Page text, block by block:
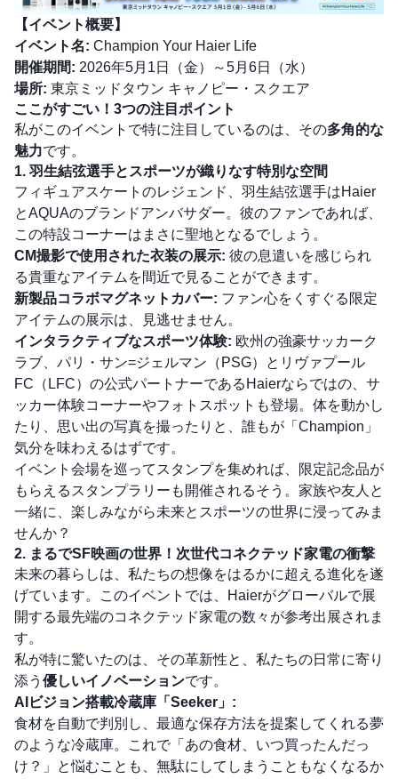
【イベント概要】
イベント名: Champion Your Haier Life
開催期間: 2026年5月1日（金）～5月6日（水）
場所: 東京ミッドタウン キャノピー・スクエア
ここがすごい！3つの注目ポイント
私がこのイベントで特に注目しているのは、その多角的な
魅力です。
1. 羽生結弦選手とスポーツが織りなす特別な空間
フィギュアスケートのレジェンド、羽生結弦選手はHaier
とAQUAのブランドアンバサダー。彼のファンであれば、
この特設コーナーはまさに聖地となるでしょう。
CM撮影で使用された衣装の展示: 彼の息遣いを感じられ
る貴重なアイテムを間近で見ることができます。
新製品コラボマグネットカバー: ファン心をくすぐる限定
アイテムの展示は、見逃せません。
インタラクティブなスポーツ体験: 欧州の強豪サッカーク
ラブ、パリ・サン=ジェルマン（PSG）とリヴァプール
FC（LFC）の公式パートナーであるHaierならではの、サ
ッカー体験コーナーやフォトスポットも登場。体を動かし
たり、思い出の写真を撮ったりと、誰もが「Champion」
気分を味わえるはずです。
イベント会場を巡ってスタンプを集めれば、限定記念品が
もらえるスタンプラリーも開催されるそう。家族や友人と
一緒に、楽しみながら未来とスポーツの世界に浸ってみま
せんか？
2. まるでSF映画の世界！次世代コネクテッド家電の衝撃
未来の暮らしは、私たちの想像をはるかに超える進化を遂
げています。このイベントでは、Haierがグローバルで展
開する最先端のコネクテッド家電の数々が参考出展されま
す。
私が特に驚いたのは、その革新性と、私たちの日常に寄り
添う 優しいイノベーションです。
AIビジョン搭載冷蔵庫「Seeker」:
食材を自動で判別し、最適な保存方法を提案してくれる夢
のような冷蔵庫。これで「あの食材、いつ買ったんだっ
け？」と悩むことも、無駄にしてしまうこともなくなるか